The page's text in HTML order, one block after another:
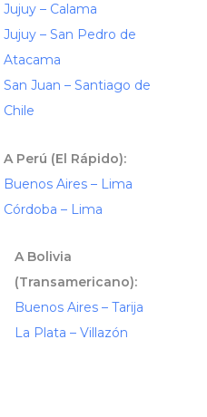
Jujuy – Calama
Jujuy – San Pedro de
Atacama
San Juan – Santiago de
Chile
A Perú (El Rápido):
Buenos Aires – Lima
Córdoba – Lima
A Bolivia
(Transamericano):
Buenos Aires – Tarija
La Plata – Villazón